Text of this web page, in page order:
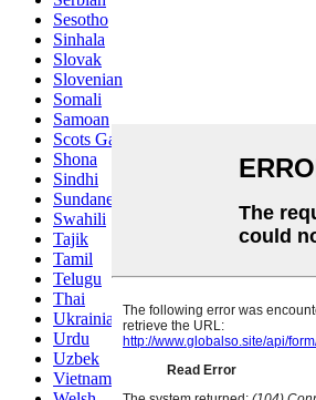
Sesotho
Sinhala
Slovak
Slovenian
Somali
Samoan
Scots Gaelic
Shona
Sindhi
Sundanese
Swahili
Tajik
Tamil
Telugu
Thai
Ukrainian
Urdu
Uzbek
Vietnamese